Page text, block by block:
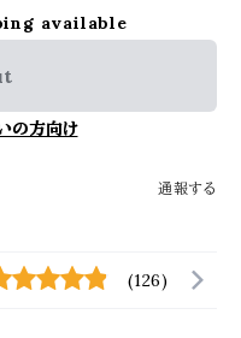
available
の方向け
通報する
(126)